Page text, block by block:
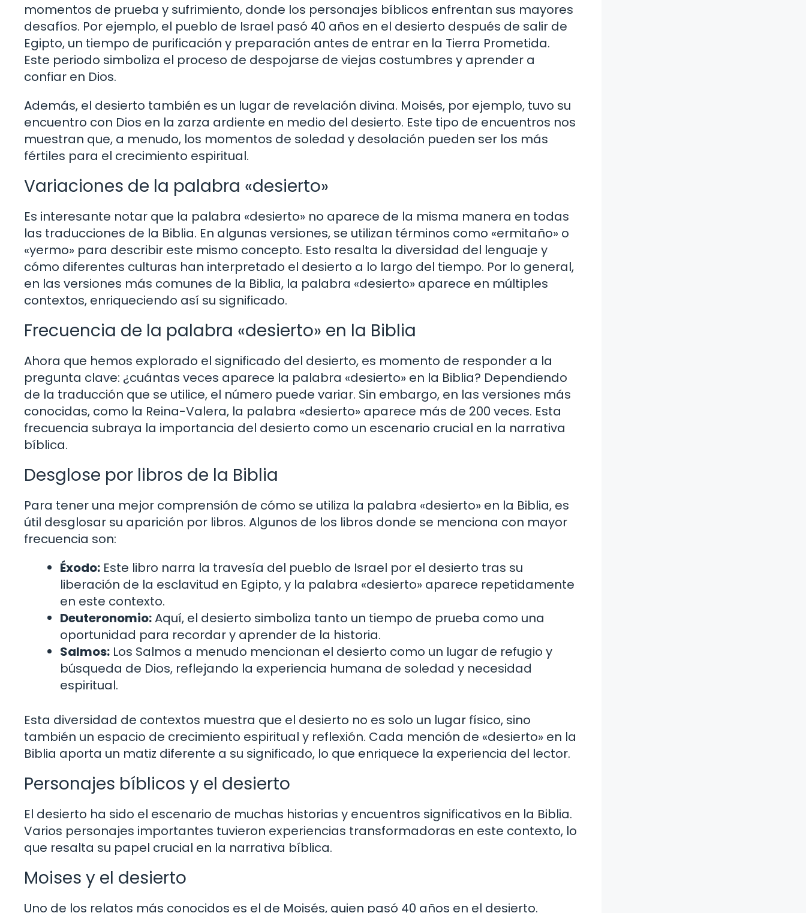
momentos de prueba y sufrimiento, donde los personajes bíblicos enfrentan sus mayores
desafíos. Por ejemplo, el pueblo de Israel pasó 40 años en el desierto después de salir de
Egipto, un tiempo de purificación y preparación antes de entrar en la Tierra Prometida.
Este periodo simboliza el proceso de despojarse de viejas costumbres y aprender a
confiar en Dios.
Además, el desierto también es un lugar de revelación divina. Moisés, por ejemplo, tuvo su
encuentro con Dios en la zarza ardiente en medio del desierto. Este tipo de encuentros nos
muestran que, a menudo, los momentos de soledad y desolación pueden ser los más
fértiles para el crecimiento espiritual.
Variaciones de la palabra «desierto»
Es interesante notar que la palabra «desierto» no aparece de la misma manera en todas
las traducciones de la Biblia. En algunas versiones, se utilizan términos como «ermitaño» o
«yermo» para describir este mismo concepto. Esto resalta la diversidad del lenguaje y
cómo diferentes culturas han interpretado el desierto a lo largo del tiempo. Por lo general,
en las versiones más comunes de la Biblia, la palabra «desierto» aparece en múltiples
contextos, enriqueciendo así su significado.
Frecuencia de la palabra «desierto» en la Biblia
Ahora que hemos explorado el significado del desierto, es momento de responder a la
pregunta clave: ¿cuántas veces aparece la palabra «desierto» en la Biblia? Dependiendo
de la traducción que se utilice, el número puede variar. Sin embargo, en las versiones más
conocidas, como la Reina-Valera, la palabra «desierto» aparece más de 200 veces. Esta
frecuencia subraya la importancia del desierto como un escenario crucial en la narrativa
bíblica.
Desglose por libros de la Biblia
Para tener una mejor comprensión de cómo se utiliza la palabra «desierto» en la Biblia, es
útil desglosar su aparición por libros. Algunos de los libros donde se menciona con mayor
frecuencia son:
Éxodo: Este libro narra la travesía del pueblo de Israel por el desierto tras su
liberación de la esclavitud en Egipto, y la palabra «desierto» aparece repetidamente
en este contexto.
Deuteronomio:Aquí, el desierto simboliza tanto un tiempo de prueba como una
oportunidad para recordar y aprender de la historia.
Salmos: Los Salmos a menudo mencionan el desierto como un lugar de refugio y
búsqueda de Dios, reflejando la experiencia humana de soledad y necesidad
espiritual.
Esta diversidad de contextos muestra que el desierto no es solo un lugar físico, sino
también un espacio de crecimiento espiritual y reflexión. Cada mención de «desierto» en la
Biblia aporta un matiz diferente a su significado, lo que enriquece la experiencia del lector.
Personajes bíblicos y el desierto
El desierto ha sido el escenario de muchas historias y encuentros significativos en la Biblia.
Varios personajes importantes tuvieron experiencias transformadoras en este contexto, lo
que resalta su papel crucial en la narrativa bíblica.
Moises y el desierto
Uno de los relatos más conocidos es el de Moisés, quien pasó 40 años en el desierto.